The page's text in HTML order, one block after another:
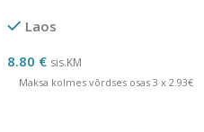
Laos
8.80 € sis.KM
Maksa kolmes võrdses osas 3 x 2.93€